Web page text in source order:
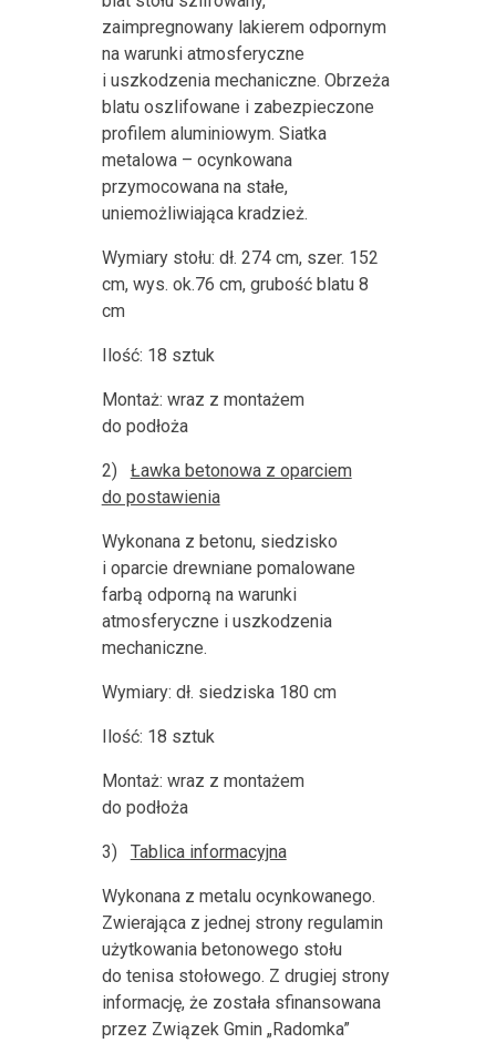
zaimpregnowany lakierem odpornym
na warunki atmosferyczne
i uszkodzenia mechaniczne. Obrzeża
blatu oszlifowane i zabezpieczone
profilem aluminiowym. Siatka
metalowa – ocynkowana
przymocowana na stałe,
uniemożliwiająca kradzież.
Wymiary stołu: dł. 274 cm, szer. 152
cm, wys. ok.76 cm, grubość blatu 8
cm
Ilość: 18 sztuk
Montaż: wraz z montażem
do podłoża
2)
Ławka betonowa z oparciem
do postawienia
Wykonana z betonu, siedzisko
i oparcie drewniane pomalowane
farbą odporną na warunki
atmosferyczne i uszkodzenia
mechaniczne.
Wymiary: dł. siedziska 180 cm
Ilość: 18 sztuk
Montaż: wraz z montażem
do podłoża
3) Tablica informacyjna
Wykonana z metalu ocynkowanego.
Zwierająca z jednej strony regulamin
użytkowania betonowego stołu
do tenisa stołowego. Z drugiej strony
informację, że została sfinansowana
przez Związek Gmin „Radomka”